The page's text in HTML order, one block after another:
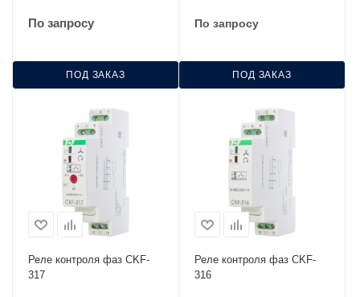
По запросу
ПОД ЗАКАЗ
По запросу
ПОД ЗАКАЗ
Реле контроля фаз CKF-
317
Реле контроля фаз CKF-
316